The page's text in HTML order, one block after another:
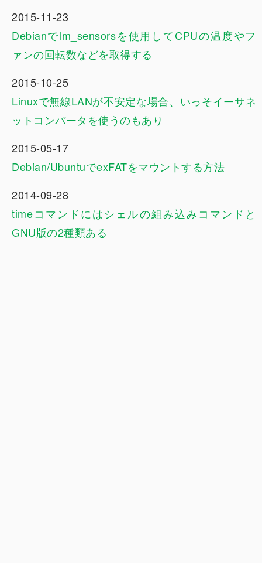
2015-11-23
Debianでlm_sensorsを使用してCPUの温度やフ
ァンの回転数などを取得する
2015-10-25
Linuxで無線LANが不安定な場合、いっそイーサネ
ットコンバータを使うのもあり
2015-05-17
Debian/UbuntuでexFATをマウントする方法
2014-09-28
timeコマンドにはシェルの組み込みコマンドと
GNU版の2種類ある